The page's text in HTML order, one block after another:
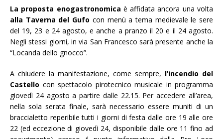
La proposta enogastronomica è affidata ancora una volta
alla Taverna del Gufo con menù a tema medievale le sere
del 19, 23 e 24 agosto, e anche a pranzo il 20 e il 24 agosto.
Negli stessi giorni, in via San Francesco sarà presente anche la
“Locanda dello gnocco”.
A chiudere la manifestazione, come sempre, l’incendio del
Castello con spettacolo pirotecnico musicale in programma
giovedì 24 agosto a partire dalle 22.15. Per accedere all’area,
nella sola serata finale, sarà necessario essere muniti di un
braccialetto reperibile tutti i giorni di festa dalle ore 19 alle ore
22 (ed eccezione di giovedì 24, disponibile dalle ore 11 fino ad